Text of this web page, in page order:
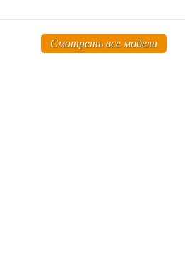
Смотреть все модели